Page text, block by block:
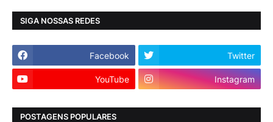
SIGA NOSSAS REDES
Facebook Twitter
YouTube Instagram
POSTAGENS POPULARES